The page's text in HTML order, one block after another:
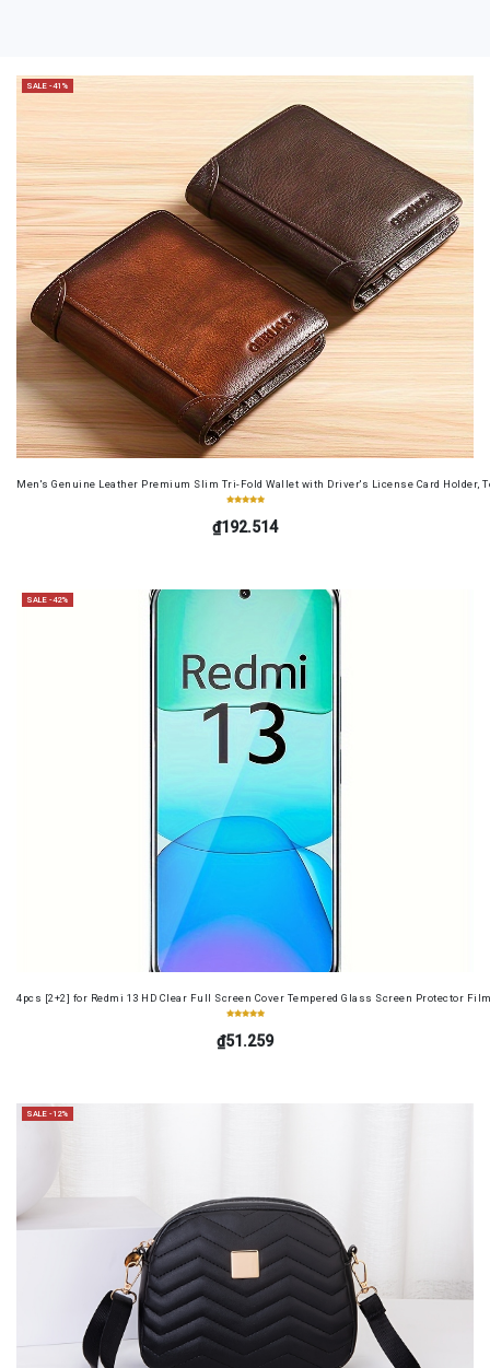
SALE -41%
Men's Genuine Leather Premium Slim Tri-Fold Wallet with Driver's License Card Holder,
₫192.514
SALE -42%
4pcs [2+2] for Redmi 13 HD Clear Full Screen Cover Tempered Glass Screen Protector
₫51.259
SALE -12%